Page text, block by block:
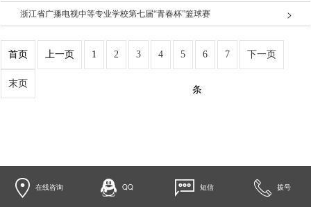
浙江省广播电视中等专业学校第七届“青春杯”篮球赛
首页 上一页 1 2 3 4 5 6 7 下一页
末页 条
在线咨询 QQ 短信 拨号